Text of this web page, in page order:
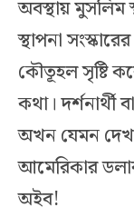
অবস্থায় মুসলিম
স্থাপনা
কৌতূহল সৃষ্টি
কথা।
অখন যেমন
আমেরিকার
অইব!